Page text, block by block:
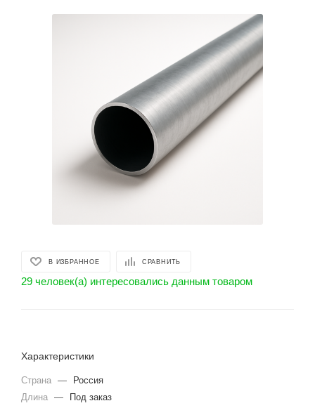
В ИЗБРАННОЕ СРАВНИТЬ
29 человек(а) интересовались данным товаром
Характеристики
Страна —
Россия
Длина —
Под заказ